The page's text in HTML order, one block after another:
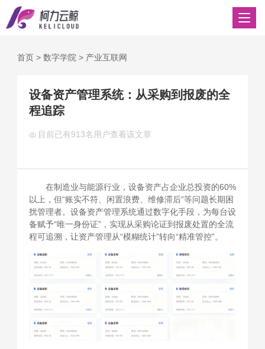
首页> 数字学院 > 产业互联网
设备资产管理系统：从采购到报废的全
程追踪
目前已有913名用户查看该文章
在制造业与能源行业，设备资产占企业总投资的60%
以上，但“账实不符、闲置浪费、维修滞后”等问题长期困
扰管理者。设备资产管理系统通过数字化手段，为每台设
备赋予“唯一身份证”，实现从采购论证到报废处置的全流
程可追溯，让资产管理从“模糊统计”转向“精准管控”。